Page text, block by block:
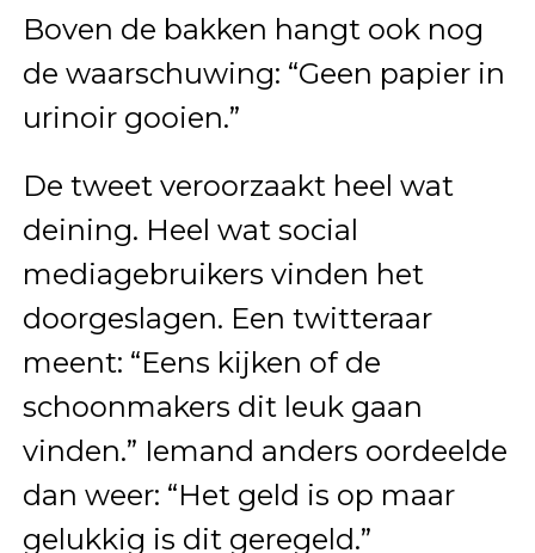
Boven de bakken hangt ook nog
de waarschuwing: “Geen papier in
urinoir gooien.”
De tweet veroorzaakt heel wat
deining. Heel wat social
mediagebruikers vinden het
doorgeslagen. Een twitteraar
meent: “Eens kijken of de
schoonmakers dit leuk gaan
vinden.” Iemand anders oordeelde
dan weer: “Het geld is op maar
gelukkig is dit geregeld.”